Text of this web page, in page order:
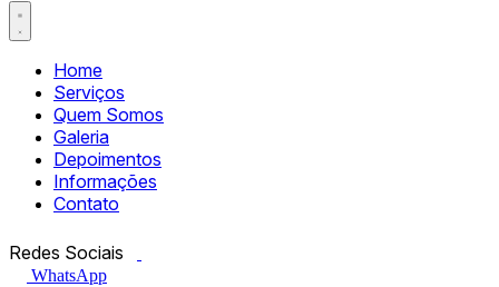
Home
Serviços
Quem Somos
Galeria
Depoimentos
Informações
Contato
Redes Sociais
WhatsApp